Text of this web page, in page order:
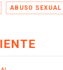
ABUSO SEXUAL